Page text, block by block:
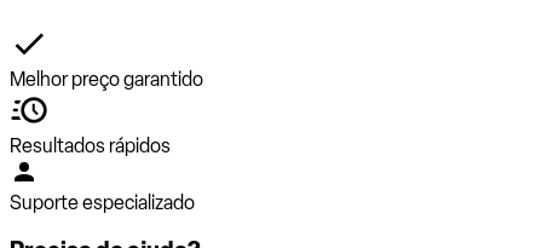
Melhor preço garantido
Resultados rápidos
Suporte especializado